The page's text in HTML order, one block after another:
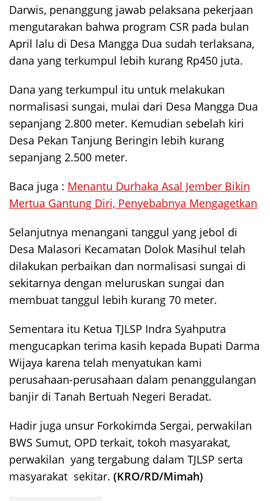
Darwis, penanggung jawab pelaksana pekerjaan
mengutarakan bahwa program CSR pada bulan
April lalu di Desa Mangga Dua sudah terlaksana,
dana yang terkumpul lebih kurang Rp450 juta.
Dana yang terkumpul itu untuk melakukan
normalisasi sungai, mulai dari Desa Mangga Dua
sepanjang 2.800 meter. Kemudian sebelah kiri
Desa Pekan Tanjung Beringin lebih kurang
sepanjang 2.500 meter.
Baca juga : Menantu Durhaka Asal Jember Bikin
Mertua Gantung Diri, Penyebabnya Mengagetkan
Selanjutnya menangani tanggul yang jebol di
Desa Malasori Kecamatan Dolok Masihul telah
dilakukan perbaikan dan normalisasi sungai di
sekitarnya dengan meluruskan sungai dan
membuat tanggul lebih kurang 70 meter.
Sementara itu Ketua TJLSP Indra Syahputra
mengucapkan terima kasih kepada Bupati Darma
Wijaya karena telah menyatukan kami
perusahaan-perusahaan dalam penanggulangan
banjir di Tanah Bertuah Negeri Beradat.
Hadir juga unsur Forkokimda Sergai, perwakilan
BWS Sumut, OPD terkait, tokoh masyarakat,
perwakilan yang tergabung dalam TJLSP serta
masyarakat sekitar. (KRO/RD/Mimah)